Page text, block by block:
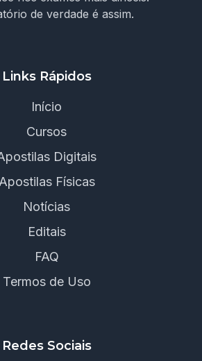
de verdade é assim.
Links Rápidos
Início
Cursos
Digitais
Apostilas Físicas
Notícias
Editais
FAQ
Termos de Uso
Redes Sociais